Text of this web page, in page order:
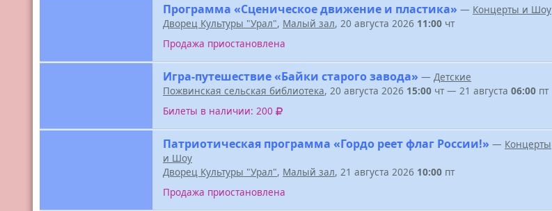
Программа «Сценическое движение и пластика» — Концерты и Шоу
Дворец Культуры "Урал", Малый зал, 20 августа 2026 11:00 чт
Продажа приостановлена
Игра-путешествие «Байки старого завода» — Детские
Пожвинская сельская библиотека, 20 августа 2026 15:00 чт — 21 августа 06:00 пт
Билеты в наличии: 200
Патриотическая программа «Гордо реет флаг России!» — Концерты
и Шоу
Дворец Культуры "Урал", Малый зал, 21 августа 2026 10:00 пт
Продажа приостановлена